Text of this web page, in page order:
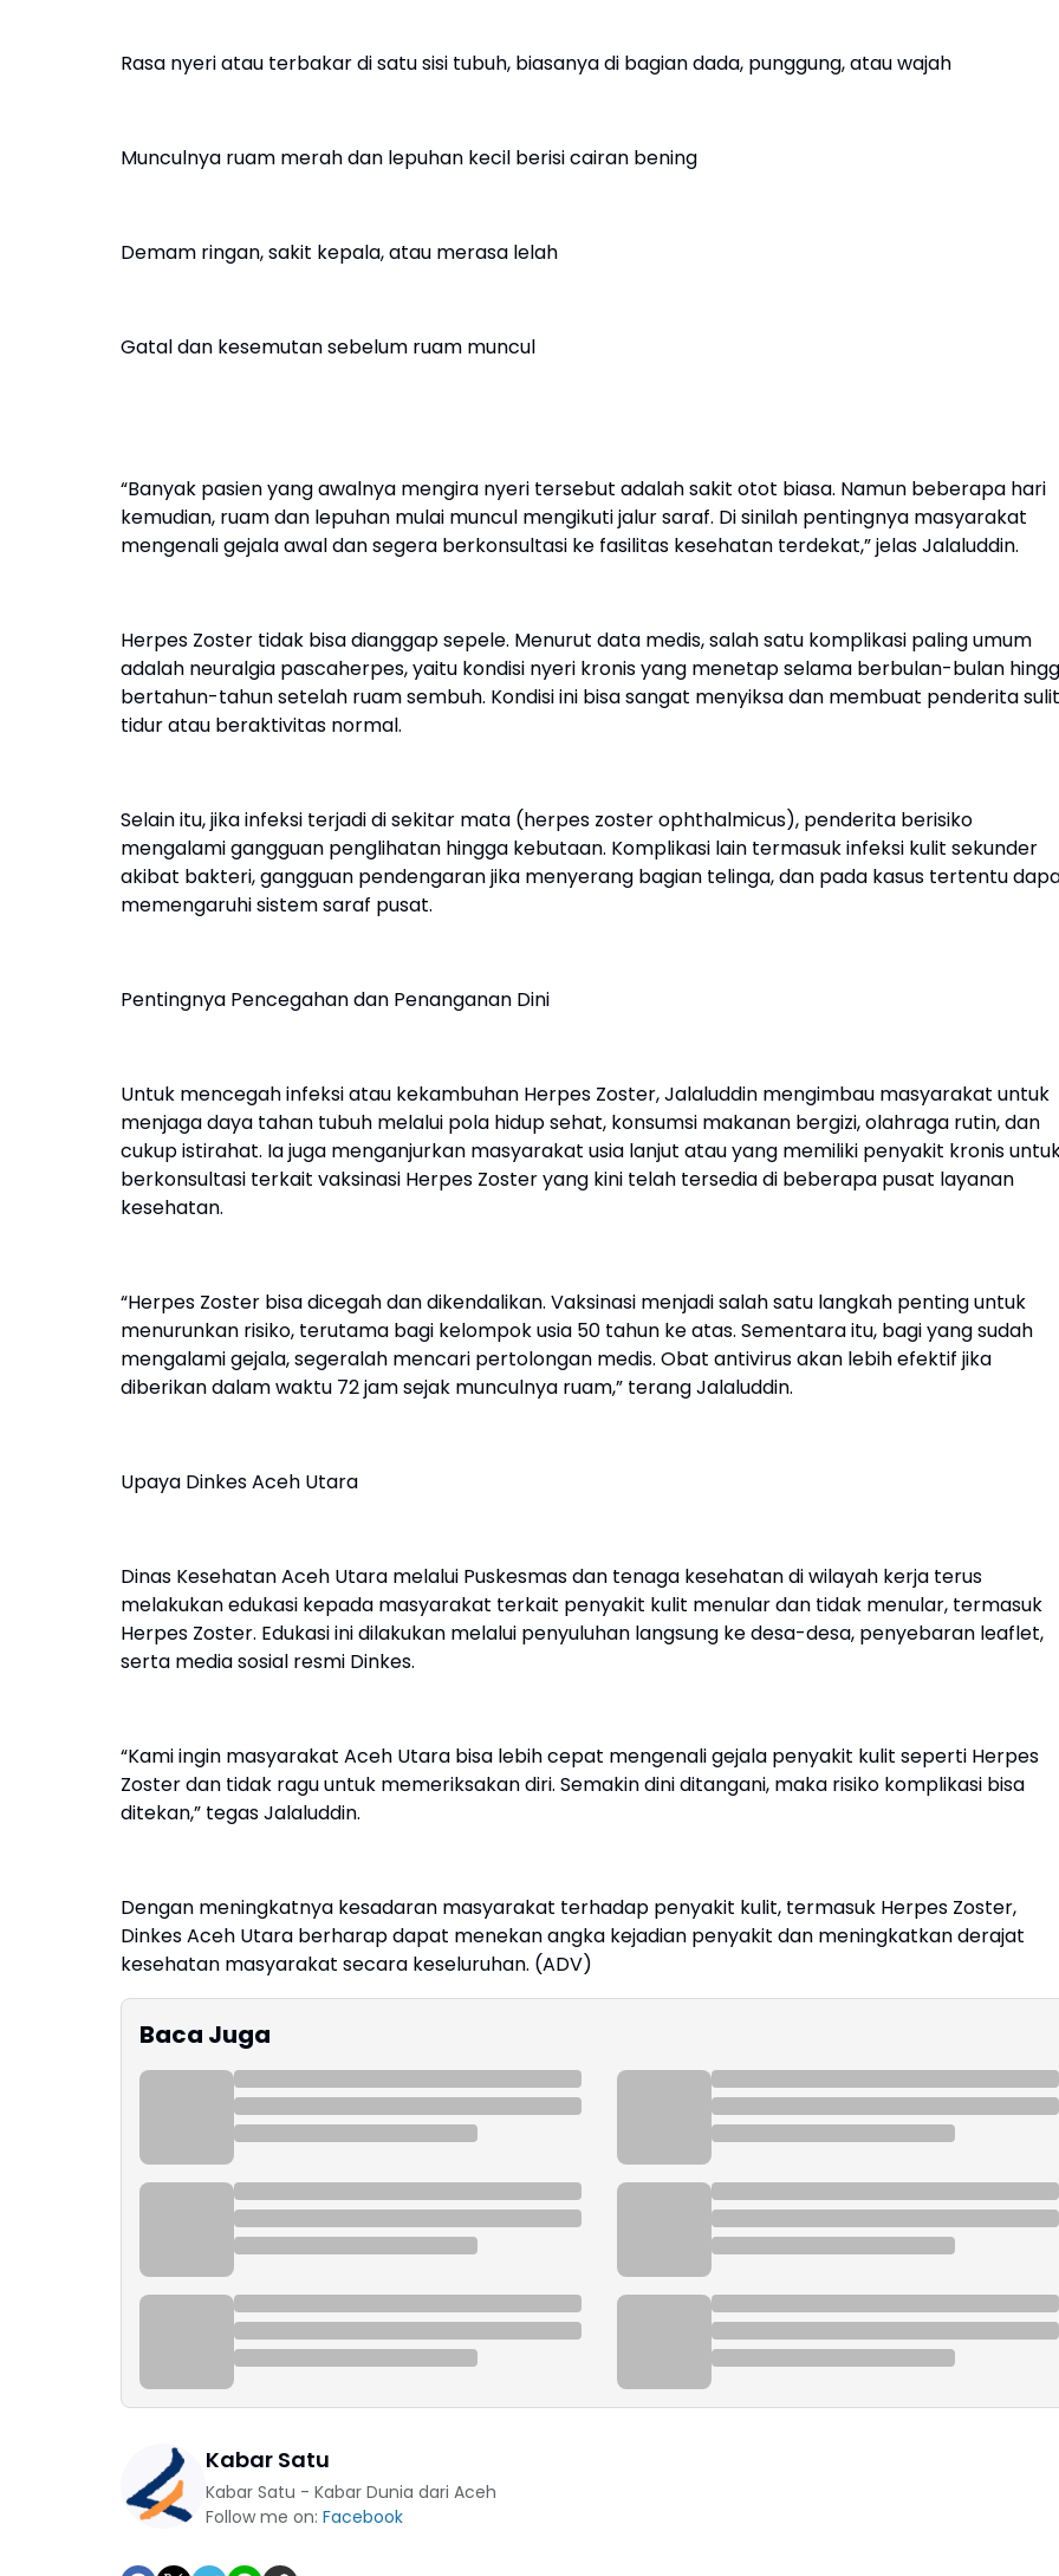
Rasa nyeri atau terbakar di satu sisi tubuh, biasanya di bagian dada, punggung, atau wajah
Munculnya ruam merah dan lepuhan kecil berisi cairan bening
Demam ringan, sakit kepala, atau merasa lelah
Gatal dan kesemutan sebelum ruam muncul
“Banyak pasien yang awalnya mengira nyeri tersebut adalah sakit otot biasa. Namun beberapa hari
kemudian, ruam dan lepuhan mulai muncul mengikuti jalur saraf. Di sinilah pentingnya masyarakat
mengenali gejala awal dan segera berkonsultasi ke fasilitas kesehatan terdekat,” jelas Jalaluddin.
Herpes Zoster tidak bisa dianggap sepele. Menurut data medis, salah satu komplikasi paling umum
adalah neuralgia pascaherpes, yaitu kondisi nyeri kronis yang menetap selama berbulan-bulan
bertahun-tahun setelah ruam sembuh. Kondisi ini bisa sangat menyiksa dan membuat penderita sulit
tidur atau beraktivitas normal.
Selain itu, jika infeksi terjadi di sekitar mata (herpes zoster ophthalmicus), penderita berisiko
mengalami gangguan penglihatan hingga kebutaan. Komplikasi lain termasuk infeksi kulit sekunder
akibat bakteri, gangguan pendengaran jika menyerang bagian telinga, dan pada kasus tertentu
memengaruhi sistem saraf pusat.
Pentingnya Pencegahan dan Penanganan Dini
Untuk mencegah infeksi atau kekambuhan Herpes Zoster, Jalaluddin mengimbau masyarakat untuk
menjaga daya tahan tubuh melalui pola hidup sehat, konsumsi makanan bergizi, olahraga rutin, dan
cukup istirahat. Ia juga menganjurkan masyarakat usia lanjut atau yang memiliki penyakit kronis
berkonsultasi terkait vaksinasi Herpes Zoster yang kini telah tersedia di beberapa pusat layanan
kesehatan.
“Herpes Zoster bisa dicegah dan dikendalikan. Vaksinasi menjadi salah satu langkah penting untuk
menurunkan risiko, terutama bagi kelompok usia 50 tahun ke atas. Sementara itu, bagi yang sudah
mengalami gejala, segeralah mencari pertolongan medis. Obat antivirus akan lebih efektif jika
diberikan dalam waktu 72 jam sejak munculnya ruam,” terang Jalaluddin.
Upaya Dinkes Aceh Utara
Dinas Kesehatan Aceh Utara melalui Puskesmas dan tenaga kesehatan di wilayah kerja terus
melakukan edukasi kepada masyarakat terkait penyakit kulit menular dan tidak menular, termasuk
Herpes Zoster. Edukasi ini dilakukan melalui penyuluhan langsung ke desa-desa, penyebaran leaflet,
serta media sosial resmi Dinkes.
“Kami ingin masyarakat Aceh Utara bisa lebih cepat mengenali gejala penyakit kulit seperti Herpes
Zoster dan tidak ragu untuk memeriksakan diri. Semakin dini ditangani, maka risiko komplikasi bisa
ditekan,” tegas Jalaluddin.
Dengan meningkatnya kesadaran masyarakat terhadap penyakit kulit, termasuk Herpes Zoster,
Dinkes Aceh Utara berharap dapat menekan angka kejadian penyakit dan meningkatkan derajat
kesehatan masyarakat secara keseluruhan. (ADV)
Baca Juga
Kabar Satu
Kabar Satu - Kabar Dunia dari Aceh
Follow me on: Facebook